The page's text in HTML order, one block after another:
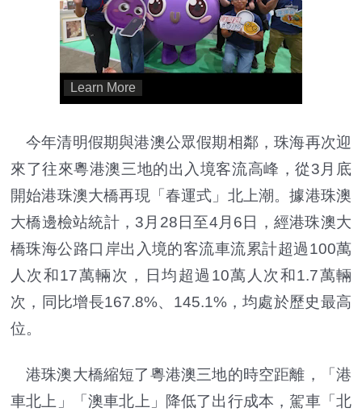
今年清明假期與港澳公眾假期相鄰，珠海再次迎
來了往來粵港澳三地的出入境客流高峰，從3月底
開始港珠澳大橋再現「春運式」北上潮。據港珠澳
大橋邊檢站統計，3月28日至4月6日，經港珠澳大
橋珠海公路口岸出入境的客流車流累計超過100萬
人次和17萬輛次，日均超過10萬人次和1.7萬輛
次，同比增長167.8%、145.1%，均處於歷史最高
位。
港珠澳大橋縮短了粵港澳三地的時空距離，「港
車北上」「澳車北上」降低了出行成本，駕車「北